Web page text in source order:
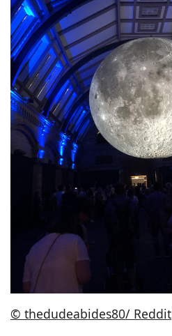
© thedudeabides80/ Reddit